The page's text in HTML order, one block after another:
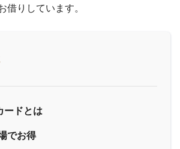
借りしています。
ードとは
でお得